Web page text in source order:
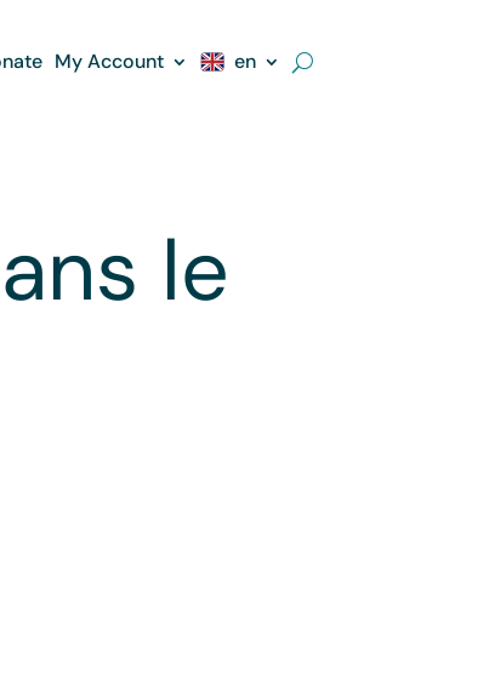
My Account en
le